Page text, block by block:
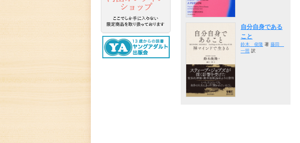
自分自身である
こと
鈴木 俊隆 著 藤田
一照 訳